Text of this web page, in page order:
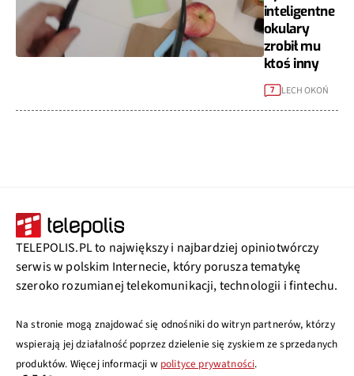
inteligentne
okulary
zrobił mu
ktoś inny
7 LECH OKOŃ
TELEPOLIS.PL to największy i najbardziej opiniotwórczy
serwis w polskim Internecie, który porusza tematykę
szeroko rozumianej telekomunikacji, technologii i fintechu.
Na stronie mogą znajdować się odnośniki do witryn partnerów, którzy
wspierają jej działalność poprzez dzielenie się zyskiem ze sprzedanych
produktów. Więcej informacji w polityce prywatności.